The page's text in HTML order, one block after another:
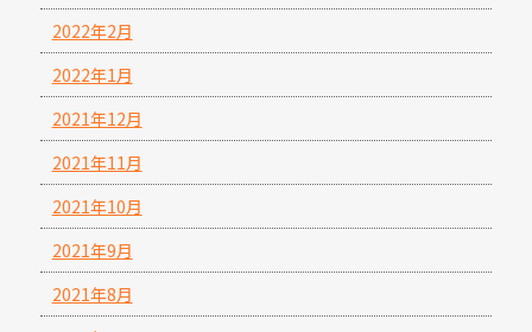
2022年2月
2022年1月
2021年12月
2021年11月
2021年10月
2021年9月
2021年8月